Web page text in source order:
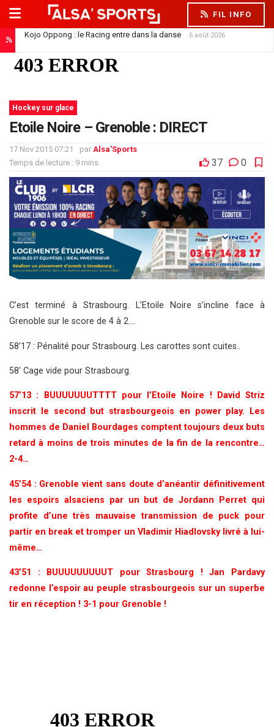
FIL INFO
Kojo Oppong : le Racing entre dans la danse 6 août 2026
Hockey sur glace
Etoile Noire – Grenoble : DIRECT
17 Nov 2015 07:21 par Alsa'Sports
Temps de lecture : 9 mins
37 0
C’est terminé à Strasbourg. L’Etoile Noire s’incline face à
Grenoble sur le score de 4 à 2….
58’17 : Pénalité pour Strasbourg. Les carottes sont cuites..
58′ Cage vide pour Strasbourg.
57’13 : BUUUUUUUTTTT pour l’Etoile Noire ! David Striz
inscrit le second but strasbourgeois en power play. Les
hommes de Daniel Bourdages comptent toujours deux buts
retard à moins de trois minutes de la fin de la rencontre…
2-4…
45’54 : Grenoble vient sans doute d’anéantir définitivement
les espoirs alsaciens par un but de Jordann Perret qui
profite d’une très mauvaise transmission de puck pour
partir en break et tromper un Vladimir Hiadlovsky livré à lui-
même…
43’51 : BUUUUUUUUUT pour Strasbourg ! Jan Pardavy
redonne l’espoir au peuple strasbourgeois sur un superbe
tir en réception ! 3-1 pour Grenoble !